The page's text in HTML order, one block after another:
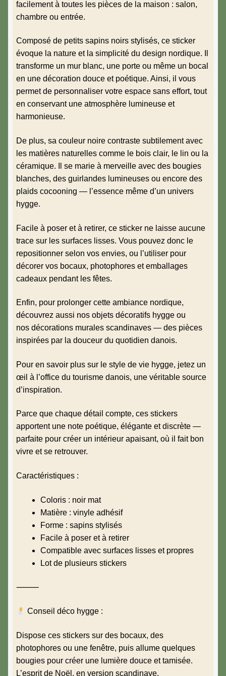
facilement à toutes les pièces de la maison : salon,
chambre ou entrée.
Composé de petits sapins noirs stylisés, ce sticker
évoque la nature et la simplicité du design nordique. Il
transforme un mur blanc, une porte ou même un bocal
en une décoration douce et poétique. Ainsi, il vous
permet de personnaliser votre espace sans effort, tout
en conservant une atmosphère lumineuse et
harmonieuse.
De plus, sa couleur noire contraste subtilement avec
les matières naturelles comme le bois clair, le lin ou la
céramique. Il se marie à merveille avec des bougies
blanches, des guirlandes lumineuses ou encore des
plaids cocooning — l’essence même d’un univers
hygge.
Facile à poser et à retirer, ce sticker ne laisse aucune
trace sur les surfaces lisses. Vous pouvez donc le
repositionner selon vos envies, ou l’utiliser pour
décorer vos bocaux, photophores et emballages
cadeaux pendant les fêtes.
Enfin, pour prolonger cette ambiance nordique,
découvrez aussi nos objets décoratifs hygge ou
nos décorations murales scandinaves — des pièces
inspirées par la douceur du quotidien danois.
Pour en savoir plus sur le style de vie hygge, jetez un
œil à l’office du tourisme danois, une véritable source
d’inspiration.
Parce que chaque détail compte, ces stickers
apportent une note poétique, élégante et discrète —
parfaite pour créer un intérieur apaisant, où il fait bon
vivre et se retrouver.
Caractéristiques :
Coloris : noir mat
Matière : vinyle adhésif
Forme : sapins stylisés
Facile à poser et à retirer
Compatible avec surfaces lisses et propres
Lot de plusieurs stickers
⸻
Conseil déco hygge :
Dispose ces stickers sur des bocaux, des
photophores ou une fenêtre, puis allume quelques
bougies pour créer une lumière douce et tamisée.
L’esprit de Noël, en version scandinave.